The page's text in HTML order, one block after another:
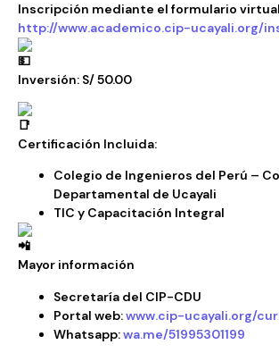
Inscripción mediante el formulario
http://www.academico.cip-ucayali.org/
Inversión: S/ 50.00
Certificación Incluida:
Colegio de Ingenieros del Perú –
Departamental de Ucayali
TIC y Capacitación Integral
Mayor información
Secretaría del CIP-CDU
Portal web:www.cip-ucayali.org/
Whatsapp:wa.me/51995301199